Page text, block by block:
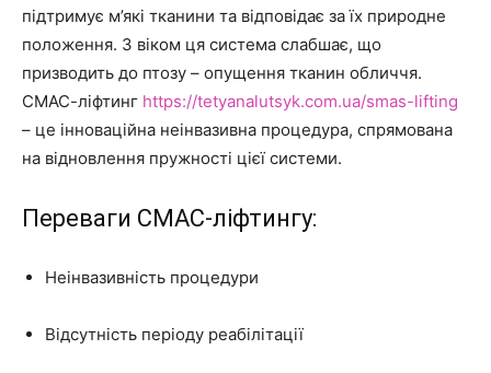
підтримує м’які тканини та відповідає за їх природне
положення. З віком ця система слабшає, що
призводить до птозу – опущення тканин обличчя.
СМАС-ліфтинг https://tetyanalutsyk.com.ua/smas-lifting
– це інноваційна неінвазивна процедура, спрямована
на відновлення пружності цієї системи.
Переваги СМАС-ліфтингу:
Неінвазивність процедури
Відсутність періоду реабілітації